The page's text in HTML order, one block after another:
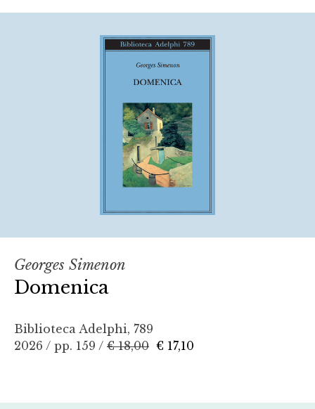
Georges Simenon
Domenica
Biblioteca Adelphi, 789
2026 / pp. 159 / € 18,00 € 17,10